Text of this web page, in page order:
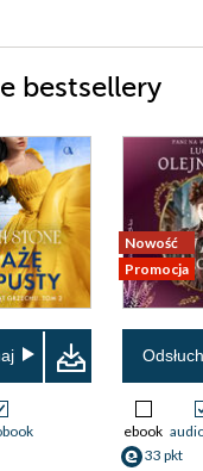
bestsellery
Nowość
Promocja
ebook
33 pkt